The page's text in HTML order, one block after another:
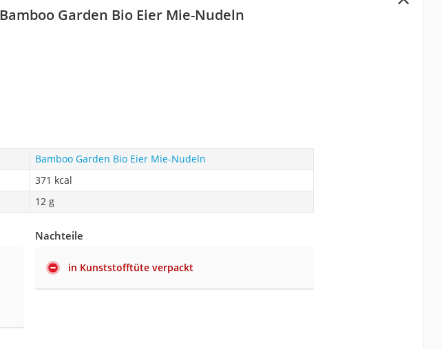
Bamboo Garden Bio Eier Mie-Nudeln
Bamboo Garden Bio Eier Mie-Nudeln
371 kcal
12 g
Nachteile
in Kunststofftüte verpackt